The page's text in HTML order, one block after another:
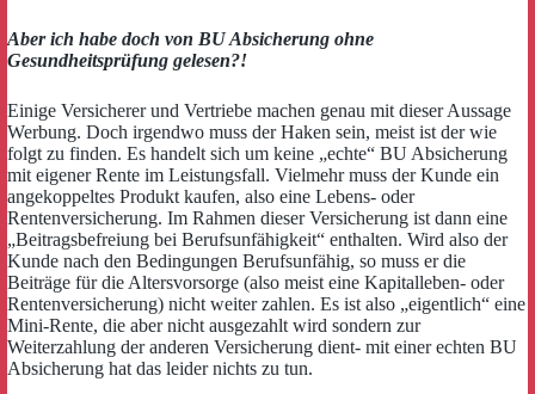
Aber ich habe doch von BU Absicherung ohne
Gesundheitsprüfung gelesen?!
Einige Versicherer und Vertriebe machen genau mit dieser Aussage
Werbung. Doch irgendwo muss der Haken sein, meist ist der wie
folgt zu finden. Es handelt sich um keine „echte“ BU Absicherung
mit eigener Rente im Leistungsfall. Vielmehr muss der Kunde ein
angekoppeltes Produkt kaufen, also eine Lebens- oder
Rentenversicherung. Im Rahmen dieser Versicherung ist dann eine
„Beitragsbefreiung bei Berufsunfähigkeit“ enthalten. Wird also der
Kunde nach den Bedingungen Berufsunfähig, so muss er die
Beiträge für die Altersvorsorge (also meist eine Kapitalleben- oder
Rentenversicherung) nicht weiter zahlen. Es ist also „eigentlich“ eine
Mini-Rente, die aber nicht ausgezahlt wird sondern zur
Weiterzahlung der anderen Versicherung dient- mit einer echten BU
Absicherung hat das leider nichts zu tun.